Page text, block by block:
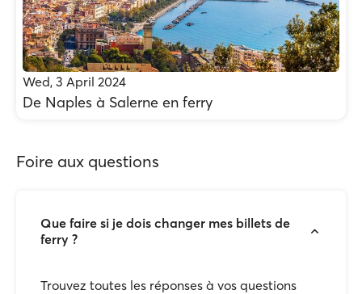
Wed, 3 April 2024
De Naples à Salerne en ferry
Foire aux questions
Que faire si je dois changer mes billets de
ferry ?
Trouvez toutes les réponses à vos questions